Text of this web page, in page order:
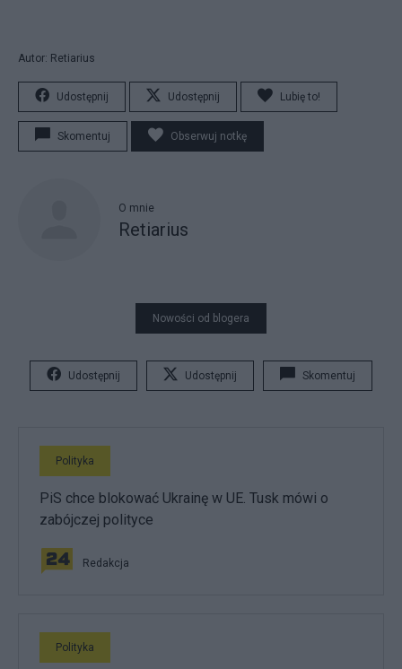
Autor: Retiarius
Udostępnij Udostępnij Lubię to!
Skomentuj Obserwuj notkę
O mnie
Retiarius
Nowości od blogera
Udostępnij Udostępnij Skomentuj
Polityka
PiS chce blokować Ukrainę w UE. Tusk mówi o
zabójczej polityce
Redakcja
Polityka